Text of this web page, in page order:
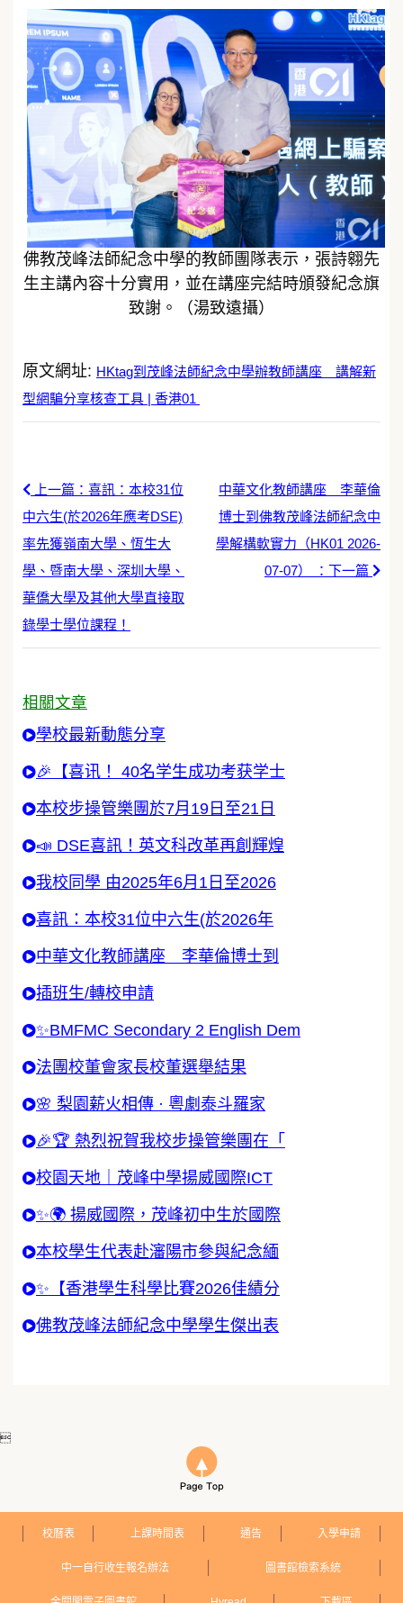
佛教茂峰法師紀念中學的教師團隊表示，張詩翱先
生主講內容十分實用，並在講座完結時頒發紀念旗
致謝。（湯致遠攝）
原文網址: HKtag到茂峰法師紀念中學辦教師講座 講解新
型網騙分享核查工具 | 香港01
上一篇：喜訊：本校31位
中六生(於2026年應考DSE)
率先獲嶺南大學、恆生大
學、暨南大學、深圳大學、
華僑大學及其他大學直接取
錄學士學位課程！
中華文化教師講座 李華倫
博士到佛教茂峰法師紀念中
學解構軟實力（HK01 2026-
07-07） ：下一篇
相關文章
學校最新動態分享
🎉【喜讯！ 40名学生成功考获学士
本校步操管樂團於7月19日至21日
📣 DSE喜訊！英文科改革再創輝煌
我校同學 由2025年6月1日至2026
喜訊：本校31位中六生(於2026年
中華文化教師講座 李華倫博士到
插班生/轉校申請
✨BMFMC Secondary 2 English Dem
法團校董會家長校董選舉結果
🌸 梨園薪火相傳 · 粵劇泰斗羅家
🎉🏆 熱烈祝賀我校步操管樂團在「
校園天地｜茂峰中學揚威國際ICT
✨🌍 揚威國際，茂峰初中生於國際
本校學生代表赴瀋陽市參與紀念緬
✨【香港學生科學比賽2026佳績分
佛教茂峰法師紀念中學學生傑出表

校曆表 上課時間表 通告 入學申請
中一自行收生報名辦法 圖書館檢索系統